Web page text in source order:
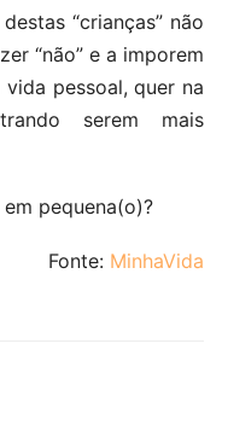
“crianças” não
“não” e a imporem
pessoal, quer na
serem mais
pequena(o)?
Fonte: MinhaVida